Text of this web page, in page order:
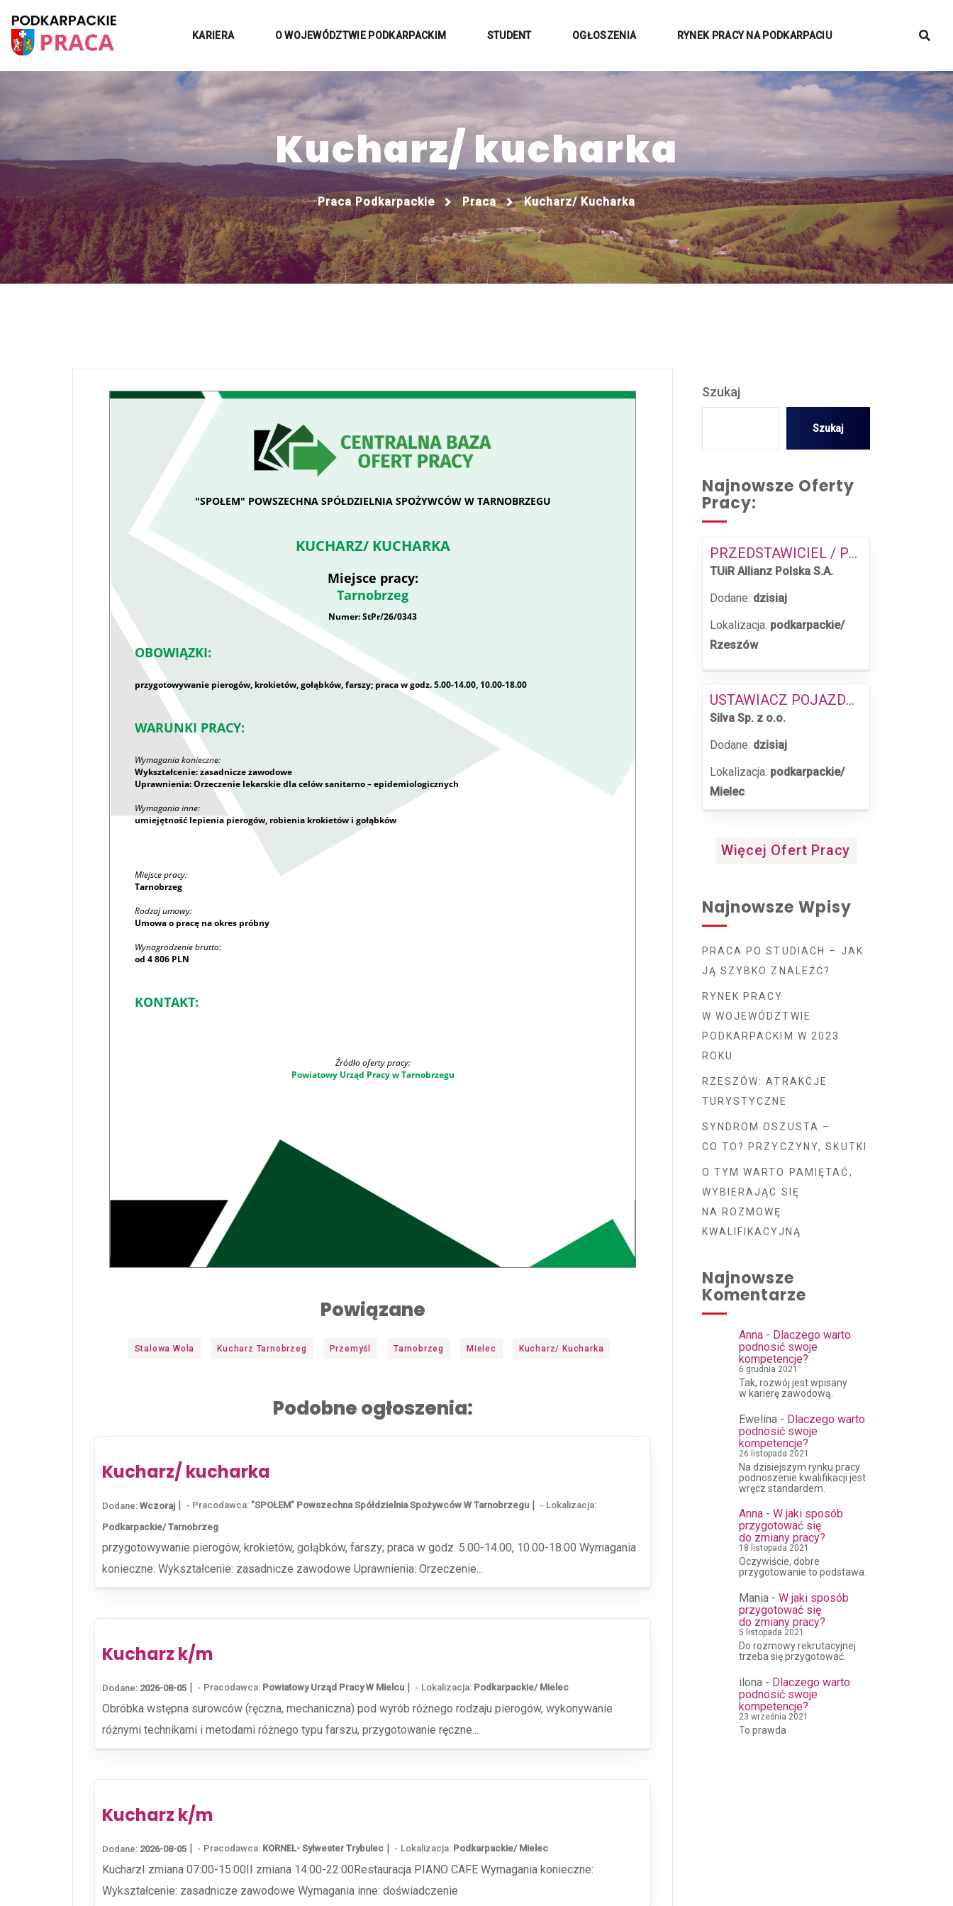
KARIERA O WOJEWÓDZTWIE PODKARPACKIM STUDENT OGŁOSZENIA RYNEK PRACY NA PODKARPACIU
Kucharz/ kucharka
Praca Podkarpackie Praca Kucharz/ Kucharka
"SPOŁEM" POWSZECHNA SPÓŁDZIELNIA SPOŻYWCÓW W TARNOBRZEGU
KUCHARZ/ KUCHARKA
Miejsce pracy:
Tarnobrzeg
Numer: StPr/26/0343
OBOWIĄZKI:
przygotowywanie pierogów, krokietów, gołąbków, farszy; praca w godz. 5.00-14.00, 10.00-18.00
WARUNKI PRACY:
Wymagania konieczne:
Wykształcenie: zasadnicze zawodowe
Uprawnienia: Orzeczenie lekarskie dla celów sanitarno – epidemiologicznych
Wymagania inne:
umiejętność lepienia pierogów, robienia krokietów i gołąbków
Miejsce pracy:
Tarnobrzeg
Rodzaj umowy:
Umowa o pracę na okres próbny
Wynagrodzenie brutto:
od 4 806 PLN
KONTAKT:
Źródło oferty pracy:
Powiatowy Urząd Pracy w Tarnobrzegu
Powiązane
Stalowa Wola Kucharz Tarnobrzeg Przemyśl Tarnobrzeg Mielec Kucharz/ Kucharka
Podobne ogłoszenia:
Kucharz/ kucharka
Dodane: Wczoraj | Pracodawca: "SPOŁEM" Powszechna Spółdzielnia Spożywców W Tarnobrzegu | Lokalizacja:
Podkarpackie/ Tarnobrzeg
przygotowywanie pierogów, krokietów, gołąbków, farszy; praca w godz. 5.00-14.00, 10.00-18.00 Wymagania
konieczne: Wykształcenie: zasadnicze zawodowe Uprawnienia: Orzeczenie...
Kucharz k/m
Dodane: 2026-08-05 | Pracodawca: Powiatowy Urząd Pracy W Mielcu | Lokalizacja: Podkarpackie/ Mielec
Obróbka wstępna surowców (ręczna, mechaniczna) pod wyrób różnego rodzaju pierogów, wykonywanie
różnymi technikami i metodami różnego typu farszu, przygotowanie ręczne...
Kucharz k/m
Dodane: 2026-08-05 | Pracodawca: KORNEL- Sylwester Trybulec | Lokalizacja: Podkarpackie/ Mielec
KucharzI zmiana 07:00-15:00II zmiana 14:00-22:00Restauracja PIANO CAFE Wymagania konieczne:
Wykształcenie: zasadnicze zawodowe Wymagania inne: doświadczenie
Szukaj
Szukaj
Najnowsze Oferty
Pracy:
PRZEDSTAWICIEL / PRZEDSTAWICIELKA DS. SPRZEDAŻY UBEZPIECZEŃ MAJĄTKOWYCH
TUiR Allianz Polska S.A.
Dodane: dzisiaj
Lokalizacja: podkarpackie/
Rzeszów
USTAWIACZ POJAZDÓW KOLEJOWYCH
Silva Sp. z o.o.
Dodane: dzisiaj
Lokalizacja: podkarpackie/
Mielec
Więcej Ofert Pracy
Najnowsze Wpisy
PRACA PO STUDIACH – JAK
JĄ SZYBKO ZNALEŹĆ?
RYNEK PRACY
W WOJEWÓDZTWIE
PODKARPACKIM W 2023
ROKU
RZESZÓW: ATRAKCJE
TURYSTYCZNE
SYNDROM OSZUSTA –
CO TO? PRZYCZYNY, SKUTKI
O TYM WARTO PAMIĘTAĆ,
WYBIERAJĄC SIĘ
NA ROZMOWĘ
KWALIFIKACYJNĄ
Najnowsze
Komentarze
Anna- Dlaczego warto
podnosić swoje
kompetencje?
6 grudnia 2021
Tak, rozwój jest wpisany
w karierę zawodową.
Ewelina- Dlaczego warto
podnosić swoje
kompetencje?
26 listopada 2021
Na dzisiejszym rynku pracy
podnoszenie kwalifikacji jest
wręcz standardem.
Anna- W jaki sposób
przygotować się
do zmiany pracy?
18 listopada 2021
Oczywiście, dobre
przygotowanie to podstawa.
Mania- W jaki sposób
przygotować się
do zmiany pracy?
5 listopada 2021
Do rozmowy rekrutacyjnej
trzeba się przygotować.
ilona- Dlaczego warto
podnosić swoje
kompetencje?
23 września 2021
To prawda